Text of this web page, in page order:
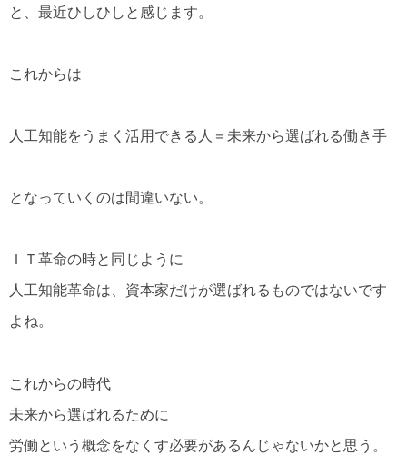
と、最近ひしひしと感じます。
これからは
人工知能をうまく活用できる人＝未来から選ばれる働き手
となっていくのは間違いない。
ＩＴ革命の時と同じように
人工知能革命は、資本家だけが選ばれるものではないです
よね。
これからの時代
未来から選ばれるために
労働という概念をなくす必要があるんじゃないかと思う。